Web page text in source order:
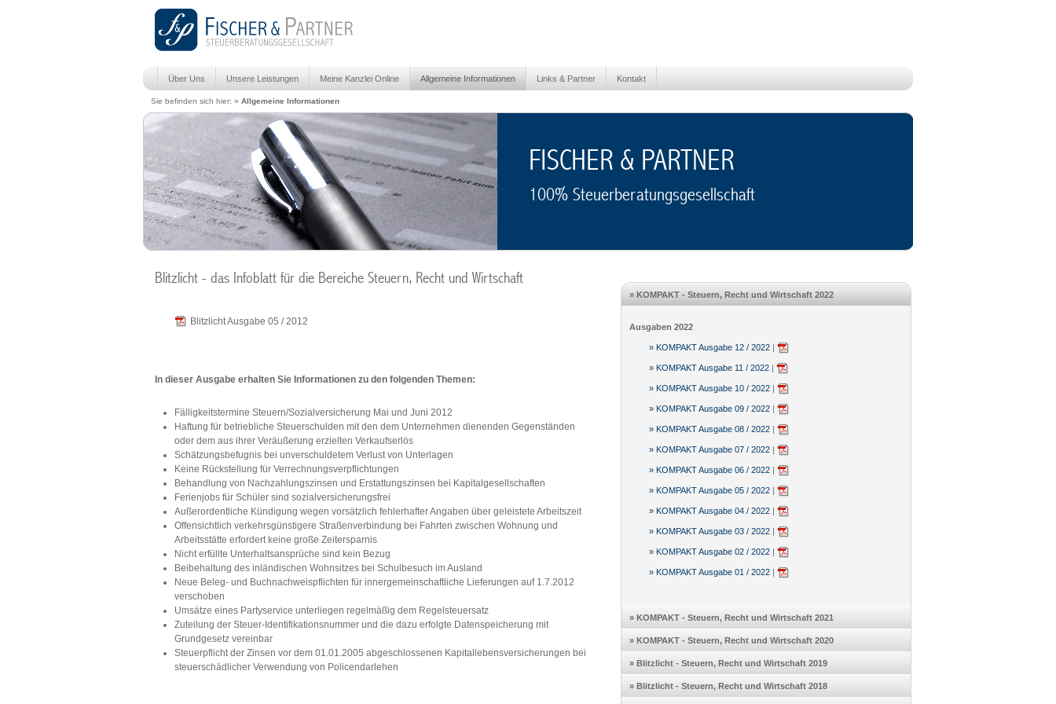
Über Uns Unsere Leistungen Meine Kanzlei Online Allgemeine Informationen Links & Partner Kontakt
Sie befinden sich hier: » Allgemeine Informationen
FISCHER & PARTNER
100% Steuerberatungsgesellschaft
Blitzlicht - das Infoblatt für die Bereiche Steuern, Recht und Wirtschaft
Blitzlicht Ausgabe 05 / 2012
In dieser Ausgabe erhalten Sie Informationen zu den folgenden Themen:
Fälligkeitstermine Steuern/Sozialversicherung Mai und Juni 2012
Haftung für betriebliche Steuerschulden mit den dem Unternehmen dienenden Gegenständen
oder dem aus ihrer Veräußerung erzielten Verkaufserlös
Schätzungsbefugnis bei unverschuldetem Verlust von Unterlagen
Keine Rückstellung für Verrechnungsverpflichtungen
Behandlung von Nachzahlungszinsen und Erstattungszinsen bei Kapitalgesellschaften
Ferienjobs für Schüler sind sozialversicherungsfrei
Außerordentliche Kündigung wegen vorsätzlich fehlerhafter Angaben über geleistete Arbeitszeit
Offensichtlich verkehrsgünstigere Straßenverbindung bei Fahrten zwischen Wohnung und
Arbeitsstätte erfordert keine große Zeitersparnis
Nicht erfüllte Unterhaltsansprüche sind kein Bezug
Beibehaltung des inländischen Wohnsitzes bei Schulbesuch im Ausland
Neue Beleg- und Buchnachweispflichten für innergemeinschaftliche Lieferungen auf 1.7.2012
verschoben
Umsätze eines Partyservice unterliegen regelmäßig dem Regelsteuersatz
Zuteilung der Steuer-Identifikationsnummer und die dazu erfolgte Datenspeicherung mit
Grundgesetz vereinbar
Steuerpflicht der Zinsen vor dem 01.01.2005 abgeschlossenen Kapitallebensversicherungen bei
steuerschädlicher Verwendung von Policendarlehen
» KOMPAKT - Steuern, Recht und Wirtschaft 2022
Ausgaben 2022
» KOMPAKT Ausgabe 12 / 2022|
» KOMPAKT Ausgabe 11 / 2022|
» KOMPAKT Ausgabe 10 / 2022|
» KOMPAKT Ausgabe 09 / 2022|
» KOMPAKT Ausgabe 08 / 2022|
» KOMPAKT Ausgabe 07 / 2022|
» KOMPAKT Ausgabe 06 / 2022|
» KOMPAKT Ausgabe 05 / 2022|
» KOMPAKT Ausgabe 04 / 2022|
» KOMPAKT Ausgabe 03 / 2022|
» KOMPAKT Ausgabe 02 / 2022|
» KOMPAKT Ausgabe 01 / 2022|
» KOMPAKT - Steuern, Recht und Wirtschaft 2021
» KOMPAKT - Steuern, Recht und Wirtschaft 2020
» Blitzlicht - Steuern, Recht und Wirtschaft 2019
» Blitzlicht - Steuern, Recht und Wirtschaft 2018